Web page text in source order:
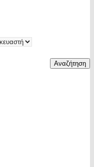
Αναζήτηση